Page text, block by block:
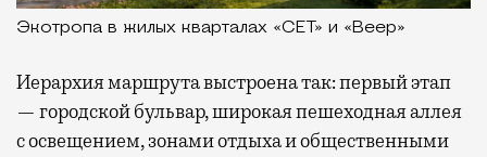
Экотропа в жилых кварталах «СЕТ» и «Веер»
Иерархия маршрута выстроена так: первый этап
— городской бульвар, широкая пешеходная аллея
с освещением, зонами отдыха и общественными